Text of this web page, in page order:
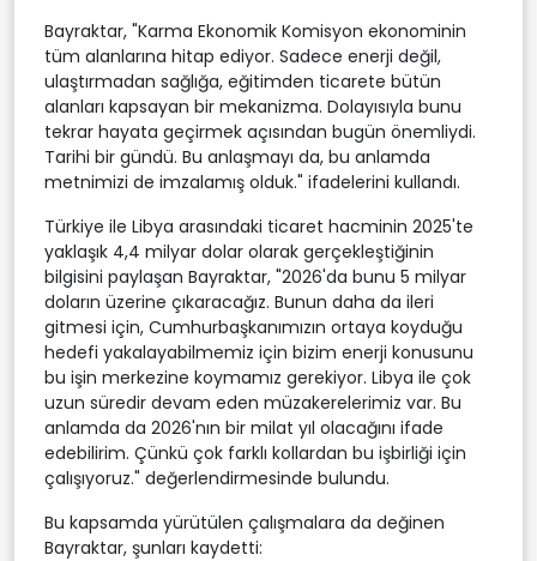
Bayraktar, "Karma Ekonomik Komisyon ekonominin
tüm alanlarına hitap ediyor. Sadece enerji değil,
ulaştırmadan sağlığa, eğitimden ticarete bütün
alanları kapsayan bir mekanizma. Dolayısıyla bunu
tekrar hayata geçirmek açısından bugün önemliydi.
Tarihi bir gündü. Bu anlaşmayı da, bu anlamda
metnimizi de imzalamış olduk." ifadelerini kullandı.
Türkiye ile Libya arasındaki ticaret hacminin 2025'te
yaklaşık 4,4 milyar dolar olarak gerçekleştiğinin
bilgisini paylaşan Bayraktar, "2026'da bunu 5 milyar
doların üzerine çıkaracağız. Bunun daha da ileri
gitmesi için, Cumhurbaşkanımızın ortaya koyduğu
hedefi yakalayabilmemiz için bizim enerji konusunu
bu işin merkezine koymamız gerekiyor. Libya ile çok
uzun süredir devam eden müzakerelerimiz var. Bu
anlamda da 2026'nın bir milat yıl olacağını ifade
edebilirim. Çünkü çok farklı kollardan bu işbirliği için
çalışıyoruz." değerlendirmesinde bulundu.
Bu kapsamda yürütülen çalışmalara da değinen
Bayraktar, şunları kaydetti: